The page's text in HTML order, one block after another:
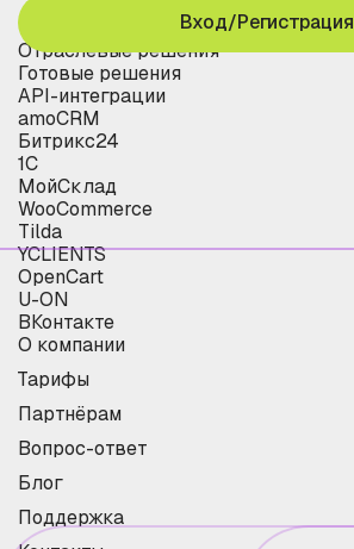
Отраслевые решения
Готовые решения
API-интеграции
amoCRM
Битрикс24
1С
МойСклад
WooCommerce
Tilda
YCLIENTS
OpenCart
U-ON
ВКонтакте
О компании
Тарифы
Партнёрам
Вопрос-ответ
Блог
Поддержка
Вход/Регистрация